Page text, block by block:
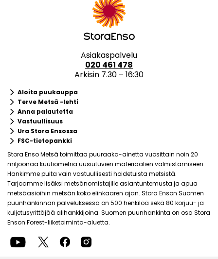
Asiakaspalvelu
020 461 478
Arkisin 7.30 – 16:30
keyboard_arrow_rightAloita puukauppa
keyboard_arrow_rightTerve Metsä -lehti
keyboard_arrow_rightAnna palautetta
keyboard_arrow_rightVastuullisuus
keyboard_arrow_rightUra Stora Ensossa
keyboard_arrow_rightFSC-tietopankki
Stora Enso Metsä toimittaa puuraaka-ainetta vuosittain noin 20
miljoonaa kuutiometriä uusiutuvien materiaalien valmistamiseen.
Hankimme puita vain vastuullisesti hoidetuista metsistä.
Tarjoamme lisäksi metsänomistajille asiantuntemusta ja apua
metsäasioihin metsän koko elinkaaren ajan. Stora Enson Suomen
puunhankinnan palveluksessa on 500 henkilöä sekä 80 korjuu- ja
kuljetusyrittäjää alihankkijoina. Suomen puunhankinta on osa Stora
Enson Forest-liiketoiminta-aluetta.